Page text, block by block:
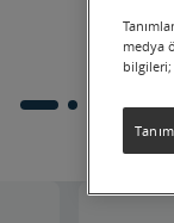
medya
bilgileri;